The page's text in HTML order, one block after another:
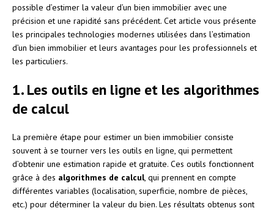
possible d’estimer la valeur d’un bien immobilier avec une
précision et une rapidité sans précédent. Cet article vous présente
les principales technologies modernes utilisées dans l’estimation
d’un bien immobilier et leurs avantages pour les professionnels et
les particuliers.
1. Les outils en ligne et les algorithmes
de calcul
La première étape pour estimer un bien immobilier consiste
souvent à se tourner vers les outils en ligne, qui permettent
d’obtenir une estimation rapide et gratuite. Ces outils fonctionnent
grâce à des algorithmes de calcul, qui prennent en compte
différentes variables (localisation, superficie, nombre de pièces,
etc.) pour déterminer la valeur du bien. Les résultats obtenus sont